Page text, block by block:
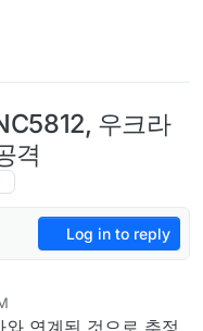
우크라
격
Log in to reply
연계된 것으로 추정